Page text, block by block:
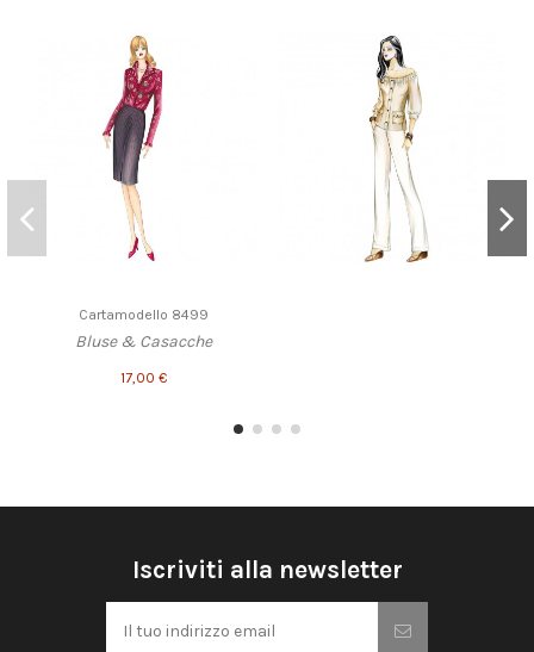
Cartamodello 8499
Bluse & Casacche
17,00 €
Iscriviti alla newsletter